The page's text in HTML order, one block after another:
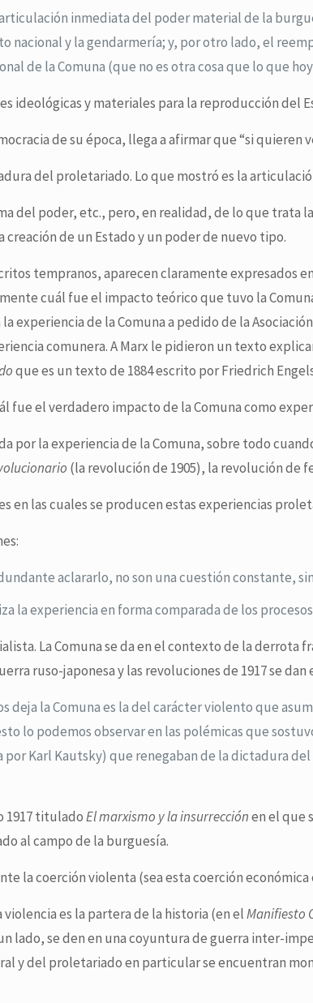
inmediata del poder material de la
nacional y la gendarmería; y, por otro lado, el
de la Comuna (que no es otra cosa que lo que
ideológicas y materiales para la reproducción del
de su época, llega a afirmar que “si quieren
del proletariado. Lo que mostró es la
del poder, etc., pero, en realidad, de lo que
de un Estado y un poder de nuevo tipo.
tempranos, aparecen claramente
cuál fue el impacto teórico que tuvo la
experiencia de la Comuna a pedido de la
comunera. A Marx le pidieron un texto
que es un texto de 1884 escrito por Friedrich
fue el verdadero impacto de la Comuna como
por la experiencia de la Comuna, sobre todo
(la revolución de 1905), la revolución de
en las cuales se producen estas experiencias
aclararlo, no son una cuestión constante,
la experiencia en forma comparada de los
La Comuna se da en el contexto de la derrota
ruso-japonesa y las revoluciones de 1917 se
deja la Comuna es la del carácter violento que
lo podemos observar en las polémicas que
Karl Kautsky) que renegaban de la dictadura
1917 tituladoEl marxismo y la insurrecciónen el que
al campo de la burguesía.
la coerción violenta (sea esta coerción
violencia es la partera de la historia (en elManifiesto
lado, se den en una coyuntura de guerra inter-
y del proletariado en particular se encuentran